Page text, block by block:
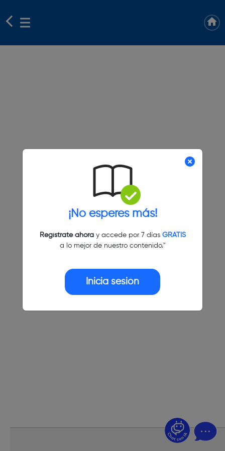
¡No esperes más!
Regístrate ahoray accede por 7 días GRATIS
a lo mejor de nuestro contenido."
Inicia sesión